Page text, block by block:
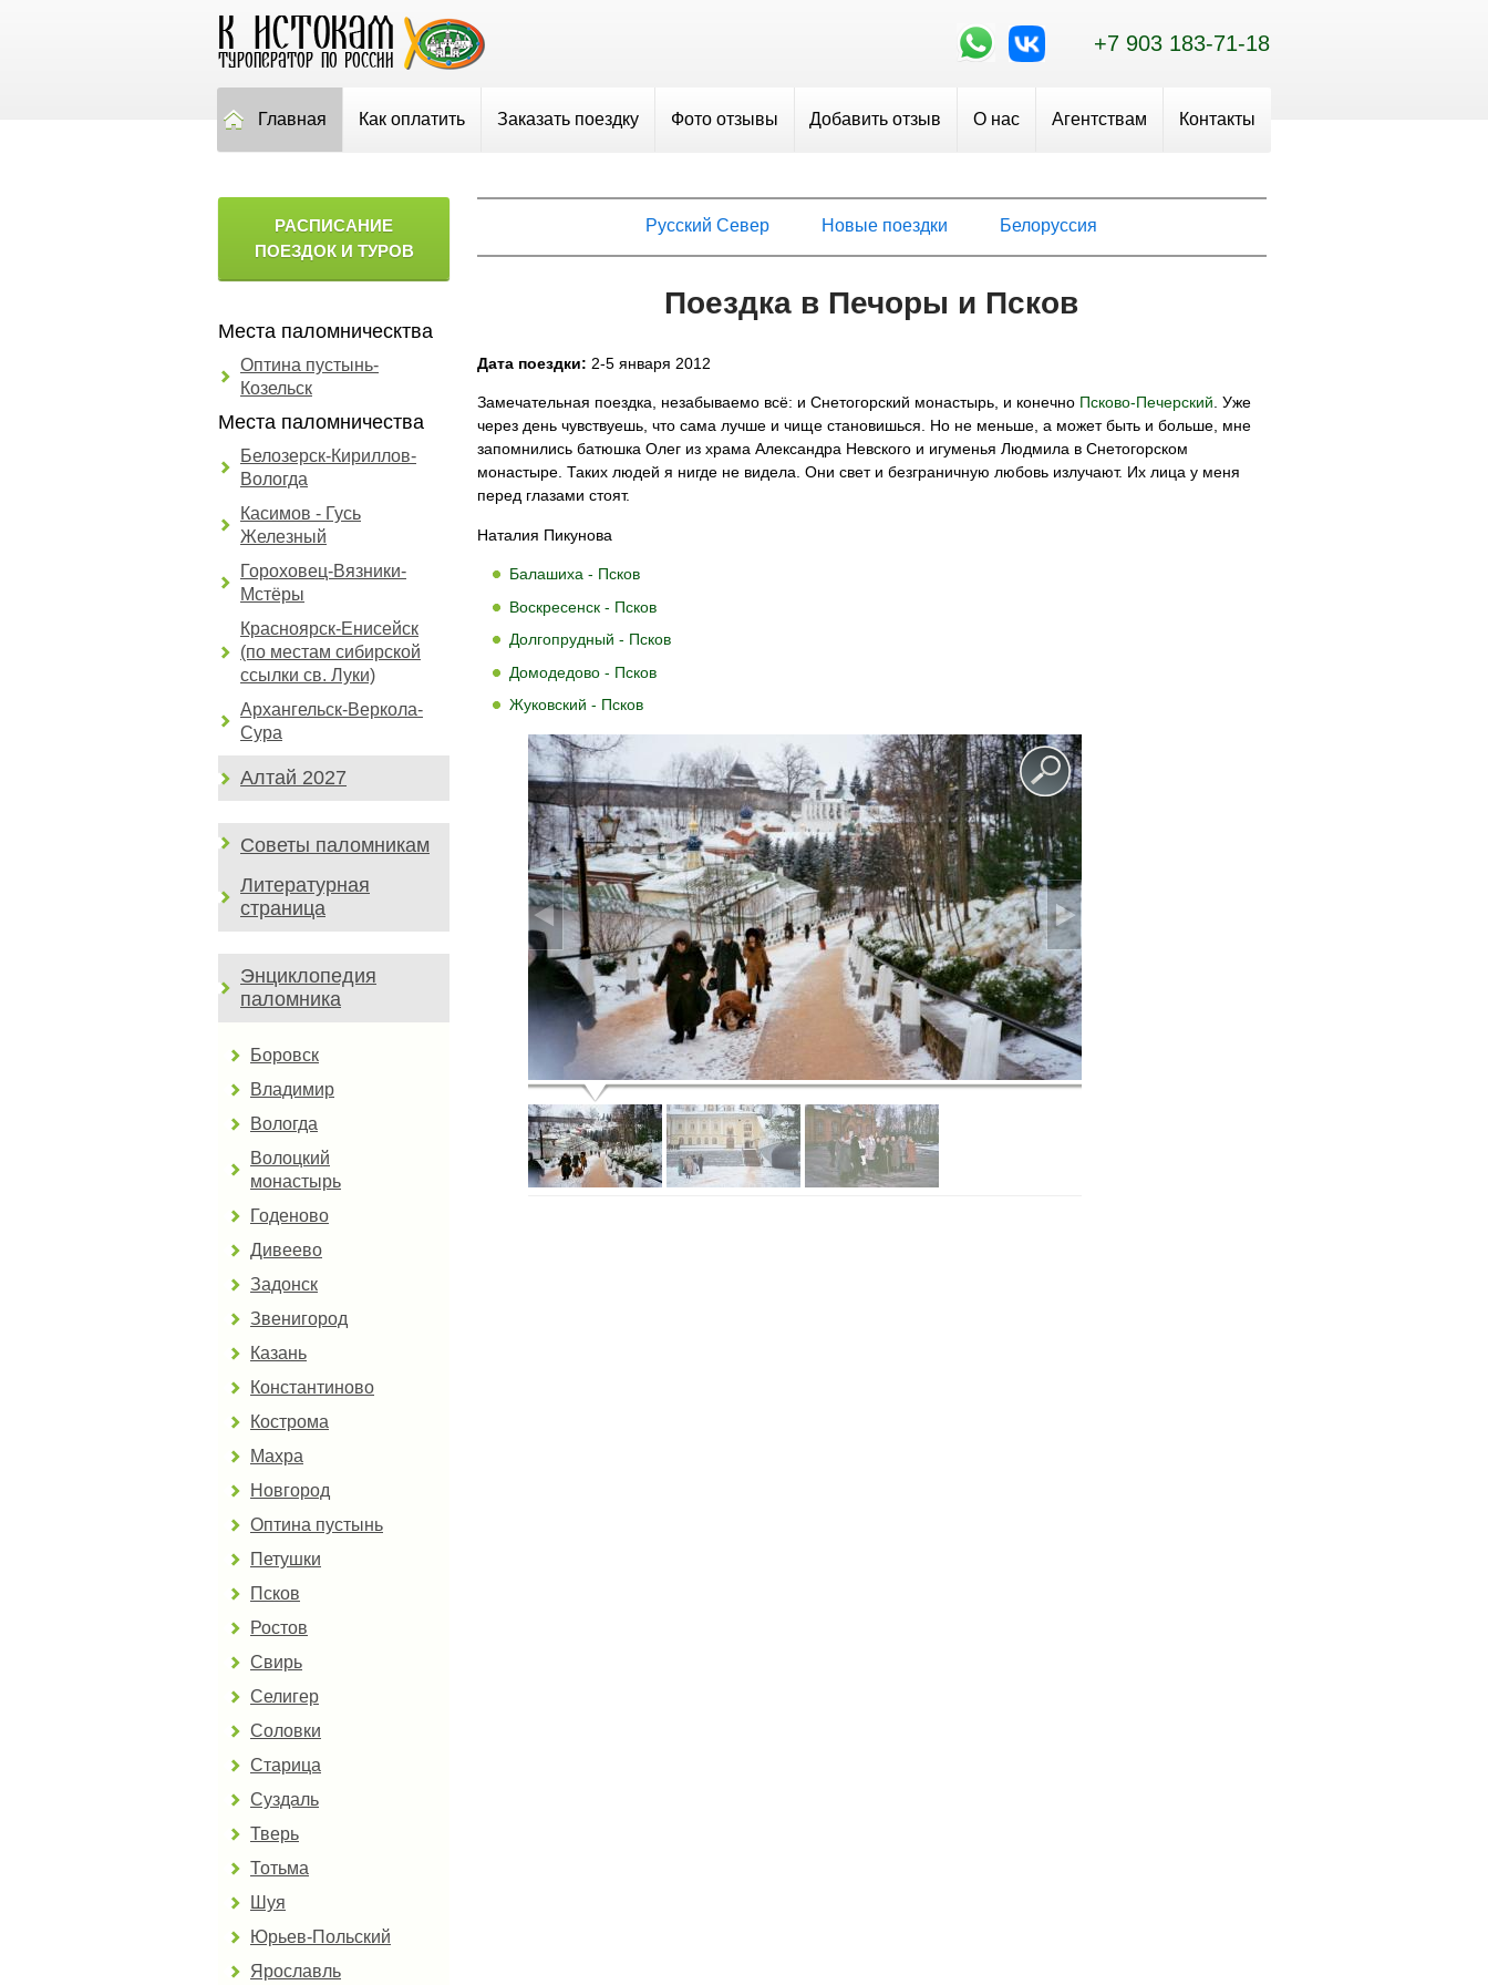
+7 903 183-71-18
Главная Как оплатить Заказать поездку Фото отзывы Добавить отзыв О нас Агентствам Контакты
РАСПИСАНИЕ
ПОЕЗДОК И ТУРОВ
Места паломническтва
Оптина пустынь-
Козельск
Места паломничества
Белозерск-Кириллов-
Вологда
Касимов - Гусь
Железный
Гороховец-Вязники-
Мстёры
Красноярск-Енисейск
(по местам сибирской
ссылки св. Луки)
Архангельск-Веркола-
Сура
Алтай 2027
Советы паломникам
Литературная
страница
Энциклопедия
паломника
Боровск
Владимир
Вологда
Волоцкий
монастырь
Годеново
Дивеево
Задонск
Звенигород
Казань
Константиново
Кострома
Махра
Новгород
Оптина пустынь
Петушки
Псков
Ростов
Свирь
Селигер
Соловки
Старица
Суздаль
Тверь
Тотьма
Шуя
Юрьев-Польский
Ярославль
Русский Север Новые поездки Белоруссия
Поездка в Печоры и Псков
Дата поездки: 2-5 января 2012
Замечательная поездка, незабываемо всё: и Снетогорский монастырь, и конечно Псково-Печерский . Уже
через день чувствуешь, что сама лучше и чище становишься. Но не меньше, а может быть и больше, мне
запомнились батюшка Олег из храма Александра Невского и игуменья Людмила в Снетогорском
монастыре. Таких людей я нигде не видела. Они свет и безграничную любовь излучают. Их лица у меня
перед глазами стоят.
Наталия Пикунова
Балашиха - Псков
Воскресенск - Псков
Долгопрудный - Псков
Домодедово - Псков
Жуковский - Псков